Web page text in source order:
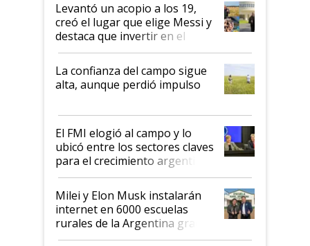
Levantó un acopio a los 19,
creó el lugar que elige Messi y
destaca que invertir en el
kirchnerismo era como "darle
plata a un hijo para droga":
Juan Félix Rossetti, el libertario
que de una dura crisis salió
de Milei
La confianza del campo sigue
alta, aunque perdió impulso
El FMI elogió al campo y lo
ubicó entre los sectores claves
para el crecimiento argentino
Milei y Elon Musk instalarán
internet en 6000 escuelas
rurales de la Argentina gracias
a un acuerdo con Starlink